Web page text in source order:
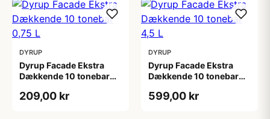
DYRUP
Dyrup Facade Ekstra
Dækkende 10 tonebar
209,00 kr
DYRUP
Dyrup Facade Ekstra
Dækkende 10 tonebar
599,00 kr